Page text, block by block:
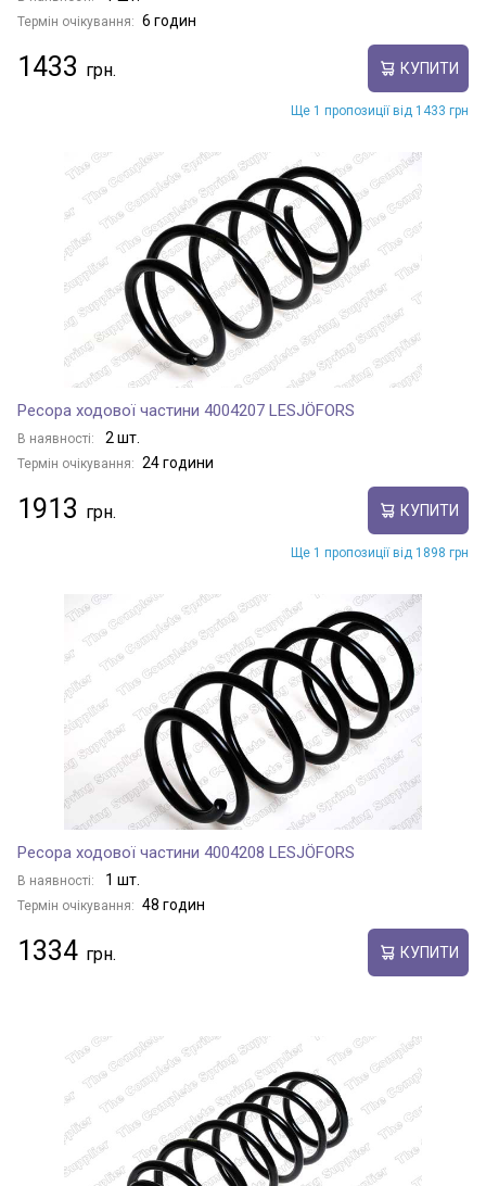
Термін очікування: 6 годин
1433 КУПИТИ
Ще 1 пропозиції від 1433 грн
Ресора ходової частини 4004207 LESJÖFORS
В наявності: 2 шт.
Термін очікування: 24 години
1913 КУПИТИ
Ще 1 пропозиції від 1898 грн
Ресора ходової частини 4004208 LESJÖFORS
В наявності: 1 шт.
Термін очікування: 48 годин
1334 КУПИТИ